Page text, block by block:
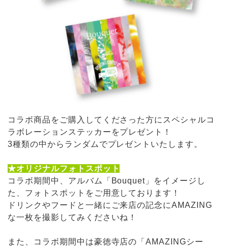
コラボ商品をご購入してくださった方にスペシャルコ
ラボレーションステッカーをプレゼント！
3種類の中からランダムでプレゼントいたします。
★オリジナルフォトスポット
コラボ期間中、アルバム「Bouquet」をイメージし
た、フォトスポットをご用意しております！
ドリンクやフードと一緒にご来店の記念にAMAZING
な一枚を撮影してみくださいね！
また、コラボ期間中は豪徳寺店の「AMAZINGシー